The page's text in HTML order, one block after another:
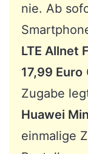
nie. Ab
LTE Allnet
17,99 Euro
Zugabe
Huawei
einmalige